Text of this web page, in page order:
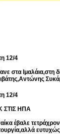
12/4
στα Ιμαλάια,στη
12/4
ΣΤΙΣ ΗΠΑ
έβαλε